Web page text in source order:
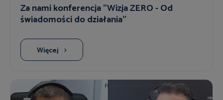
Za nami konferencja "Wizja ZERO - Od
świadomości do działania"
Więcej